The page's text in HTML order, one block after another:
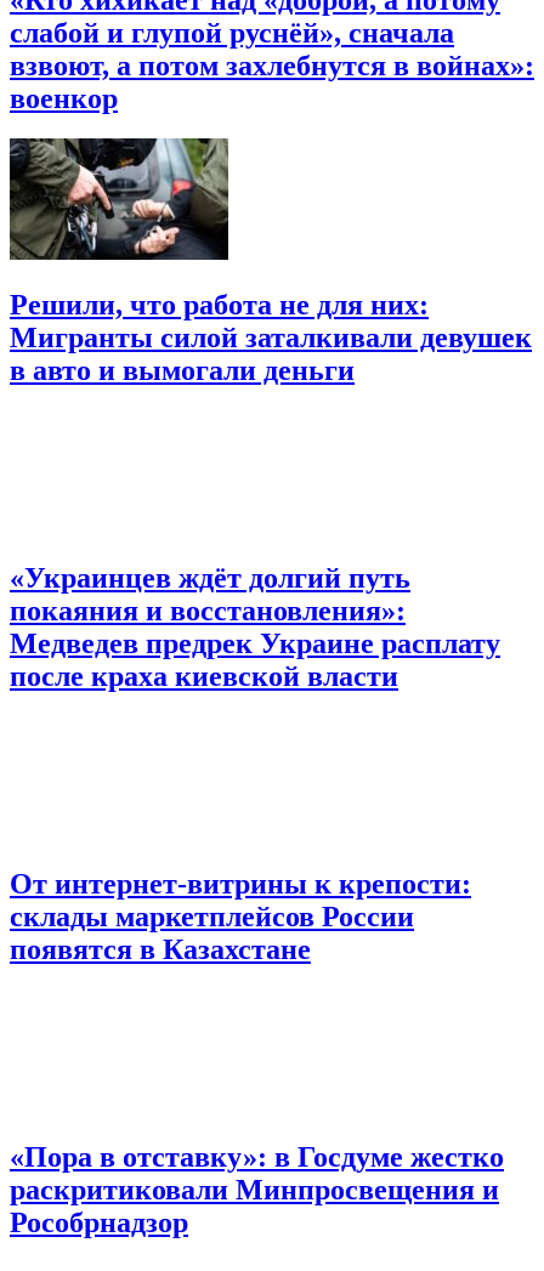
слабой и глупой руснёй», сначала
взвоют, а потом захлебнутся в войнах»:
военкор
Решили, что работа не для них:
Мигранты силой заталкивали девушек
в авто и вымогали деньги
«Украинцев ждёт долгий путь
покаяния и восстановления»:
Медведев предрек Украине расплату
после краха киевской власти
От интернет-витрины к крепости:
склады маркетплейсов России
появятся в Казахстане
«Пора в отставку»: в Госдуме жестко
раскритиковали Минпросвещения и
Рособрнадзор